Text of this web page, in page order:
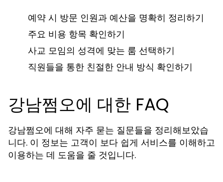
예약 시 방문 인원과 예산을 명확히 정리하기
주요 비용 항목 확인하기
사교 모임의 성격에 맞는 룸 선택하기
직원들을 통한 친절한 안내 방식 확인하기
강남쩜오에 대한 FAQ
강남쩜오에 대해 자주 묻는 질문들을 정리해보았습
니다. 이 정보는 고객이 보다 쉽게 서비스를 이해하고
이용하는 데 도움을 줄 것입니다.